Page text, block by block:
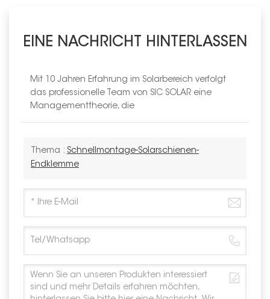
EINE NACHRICHT HINTERLASSEN
Mit 10 Jahren Erfahrung im Solarbereich verfolgt
das professionelle Team von SIC SOLAR eine
Managementtheorie, die
Thema : Schnellmontage-Solarschienen-
Endklemme